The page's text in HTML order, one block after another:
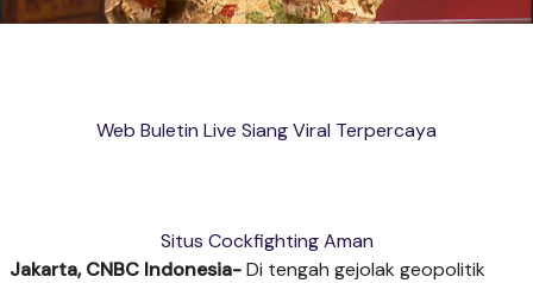
Web Buletin Live Siang Viral Terpercaya
Situs Cockfighting Aman
Jakarta, CNBC Indonesia-Di tengah gejolak geopolitik